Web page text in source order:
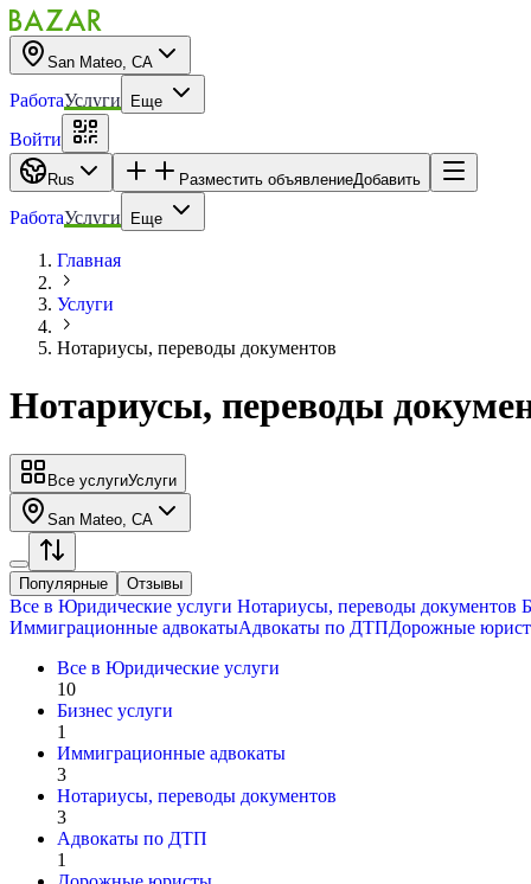
San Mateo, CA
РаботаУслуги Еще
Войти
Rus Разместить объявлениеДобавить
РаботаУслуги Еще
Главная
Услуги
Нотариусы, переводы документов
Нотариусы, переводы
Все услугиУслуги
San Mateo, CA
Популярные Отзывы
Все в Юридические услуги Нотариусы, переводы документов
Иммиграционные адвокатыАдвокаты по ДТПДорожные
Все в Юридические услуги
10
Бизнес услуги
1
Иммиграционные адвокаты
3
Нотариусы, переводы документов
3
Адвокаты по ДТП
1